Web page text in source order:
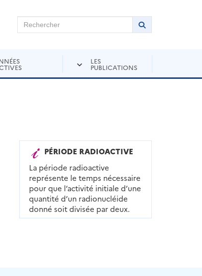
sur Andra Inventaire Rechercher
Lancer la
LES
PUBLICATIONS
PÉRIODE RADIOACTIVE
La période radioactive
représente le temps nécessaire
pour que l’activité initiale d’une
quantité d’un radionucléide
donné soit divisée par deux.